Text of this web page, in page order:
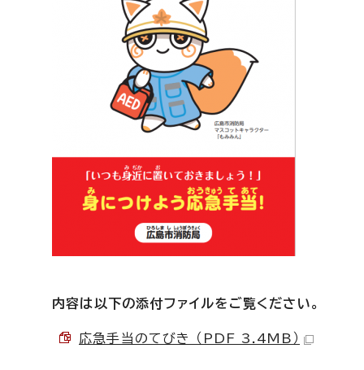
内容は以下の添付ファイルをご覧ください。
応急手当のてびき （PDF 3.4MB）